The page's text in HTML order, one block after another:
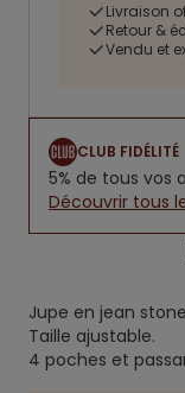
Livraison
Retour &
Vendu et
CLUB FIDÉLITÉ
5% de tous vos
Découvrir tous
Jupe en jean
Taille ajustable.
4 poches et